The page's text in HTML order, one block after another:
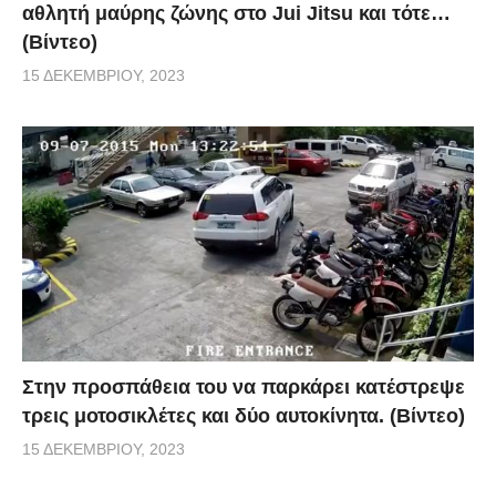
αθλητή μαύρης ζώνης στο Jui Jitsu και τότε…
(Βίντεο)
15 ΔΕΚΕΜΒΡΊΟΥ, 2023
Στην προσπάθεια του να παρκάρει κατέστρεψε
τρεις μοτοσικλέτες και δύο αυτοκίνητα. (Βίντεο)
15 ΔΕΚΕΜΒΡΊΟΥ, 2023